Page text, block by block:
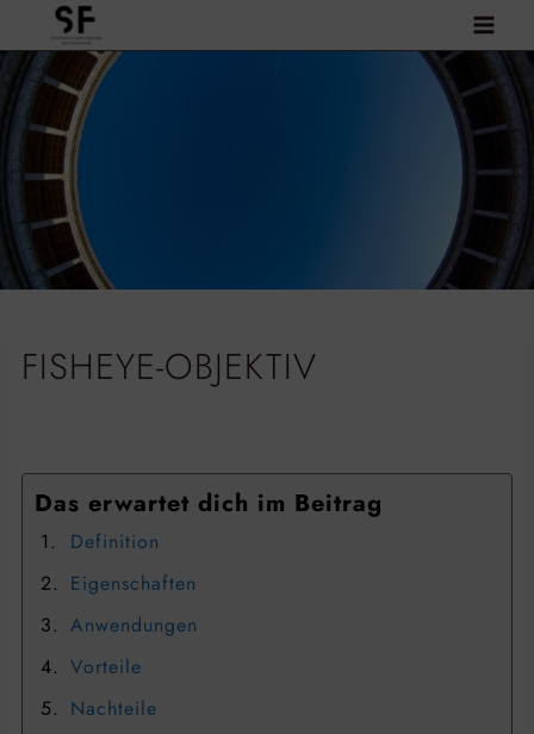
Inhalt
springen
FISHEYE-OBJEKTIV
Das erwartet dich im Beitrag
Definition
Eigenschaften
Anwendungen
Vorteile
Nachteile